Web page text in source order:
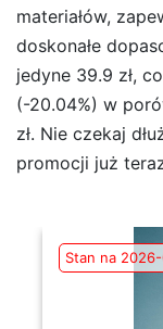
materiałów,
doskonałe
jedyne 39.9 zł,
(-20.04%) w
zł. Nie czekaj
promocji już
Stan na